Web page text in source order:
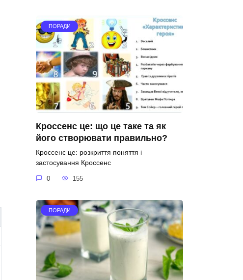
ПОРАДИ
Кроссенс це: що це таке та як
його створювати правильно?
Кроссенс це: розкриття поняття і
застосування Кроссенс
0 155
ПОРАДИ